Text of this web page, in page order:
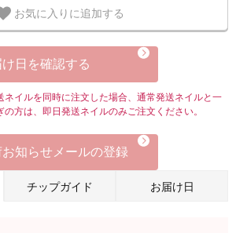
お気に入りに追加する
け日を確認する
ネイルを同時に注文した場合、通常発送ネイルと一
方は、即日発送ネイルのみご注文ください。
お知らせメールの登録
チップガイド お届け日